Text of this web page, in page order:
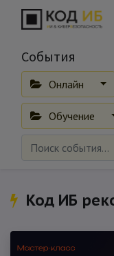
События
Онлайн
Обучение
Код ИБ